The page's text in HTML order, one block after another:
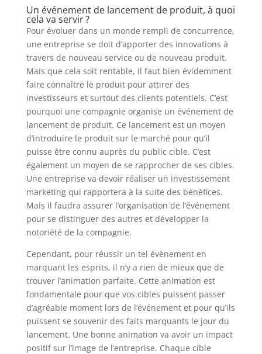
Un événement de lancement de produit, à quoi
cela va servir ?
Pour évoluer dans un monde rempli de concurrence,
une entreprise se doit d’apporter des innovations à
travers de nouveau service ou de nouveau produit.
Mais que cela soit rentable, il faut bien évidemment
faire connaître le produit pour attirer des
investisseurs et surtout des clients potentiels. C’est
pourquoi une compagnie organise un événement de
lancement de produit. Ce lancement est un moyen
d’introduire le produit sur le marché pour qu’il
puisse être connu auprès du public cible. C’est
également un moyen de se rapprocher de ses cibles.
Une entreprise va devoir réaliser un investissement
marketing qui rapportera à la suite des bénéfices.
Mais il faudra assurer l’organisation de l’événement
pour se distinguer des autres et développer la
notoriété de la compagnie.
Cependant, pour réussir un tel évènement en
marquant les esprits, il n’y a rien de mieux que de
trouver l’animation parfaite. Cette animation est
fondamentale pour que vos cibles puissent passer
d’agréable moment lors de l’événement et pour qu’ils
puissent se souvenir des faits marquants le jour du
lancement. Une bonne animation va avoir un impact
positif sur l’image de l’entreprise. Chaque cible